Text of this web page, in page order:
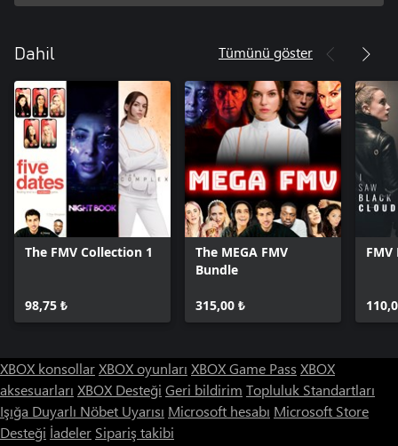
Dahil Tümünü göster
The FMV Collection 1
98,75 ₺
The MEGA FMV
Bundle
315,00 ₺
XBOX konsollarXBOX oyunları XBOX Game Pass XBOX
aksesuarları XBOX Desteği Geri bildirim Topluluk Standartları
Işığa Duyarlı Nöbet Uyarısı Microsoft hesabı Microsoft Store
Desteği İadeler Sipariş takibi